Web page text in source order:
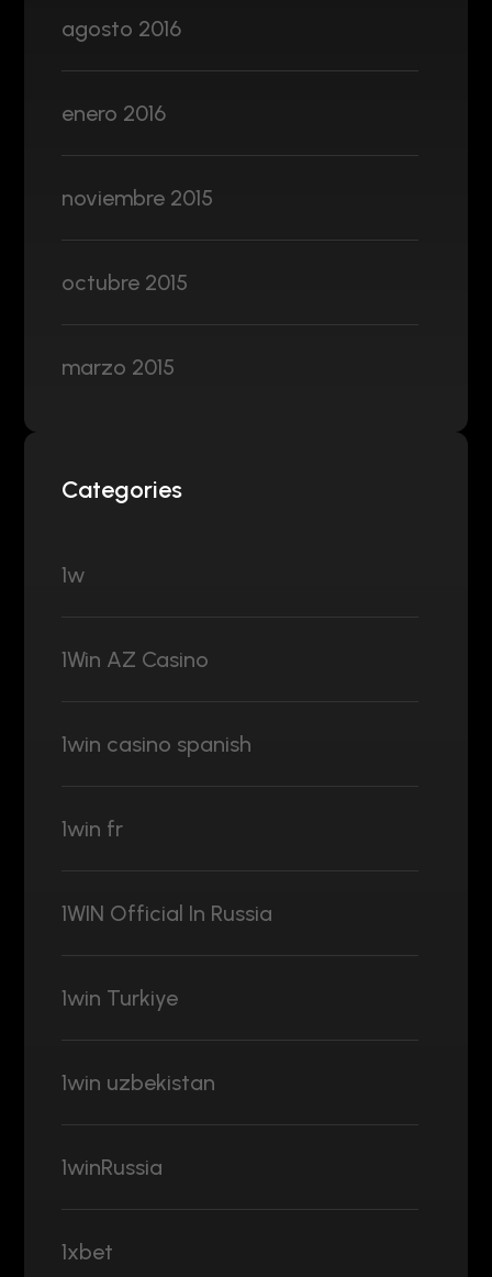
agosto 2016
enero 2016
noviembre 2015
octubre 2015
marzo 2015
Categories
1w
1Win AZ Casino
1win casino spanish
1win fr
1WIN Official In Russia
1win Turkiye
1win uzbekistan
1winRussia
1xbet